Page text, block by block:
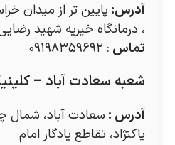
آدرس:
، درمانگاه خیریه شهید
تماس : ۰۹۱۹۸۳۵۹۶۹۲
شعبه سعادت آباد –
آدرس : سعادت آباد، شمال
پاکنژاد، تقاطع یادگار امام